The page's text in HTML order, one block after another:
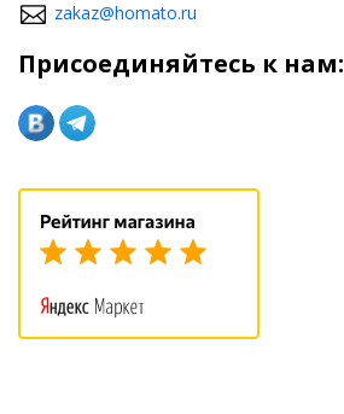
zakaz@homato.ru
Присоединяйтесь к нам: